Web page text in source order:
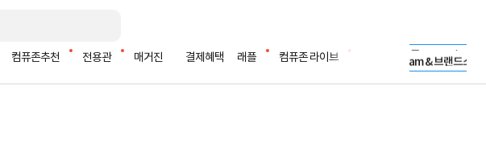
컴퓨존추천 전용관 매거진 결제혜택 래플 컴퓨존 라이브
LG gram & 브랜드스토어
Microsoft 브랜드스토어
AMD 브랜드스토어